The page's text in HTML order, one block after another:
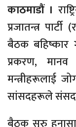
काठमाडौं ।
प्रजातन्त्र
बैठक बहिष्कार
प्रकरण, मानव
मन्त्रीहरूलाई
सांसदहरूले